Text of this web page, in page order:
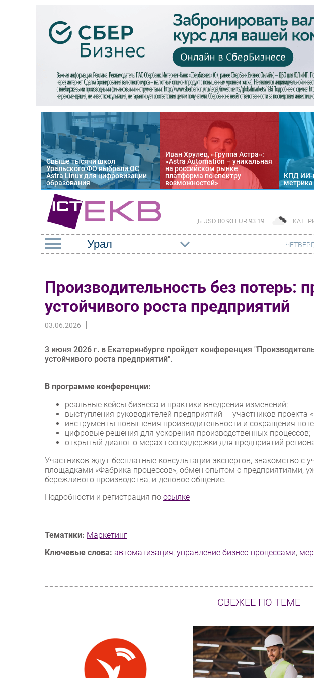
Свыше тысячи школ
Уральского ФО выбрали ОС
Astra Linux для цифровизации
образования
Иван Хрулев, «Группа Астра»:
«Astra Automation – уникальная
на российском рынке
платформа по спектру
возможностей»
КПД ИИ-
метрика
ЦБ USD 80.93 EUR 93.19
Импорто­замещение
Автоматизация
Промышленности
Мобильная связь
Интеграция
Рынок ПК
Маркетинг
Торговые сети
ПО
Производительность без потерь:
устойчивого роста предприятий
03.06.2026
3 июня 2026 г. в Екатеринбурге пройдет конференция
устойчивого роста предприятий".
В программе конференции:
реальные кейсы бизнеса и практики внедрения изменений;
выступления руководителей предприятий — участников проекта
инструменты повышения производительности и сокращения
цифровые решения для ускорения производственных процессов;
открытый диалог о мерах господдержки для предприятий
Участников ждут бесплатные консультации экспертов, знакомство с
площадками «Фабрика процессов», обмен опытом с предприятиями,
бережливого производства, и деловое общение.
Подробности и регистрация по ссылке
Тематики: Маркетинг
Ключевые слова: автоматизация, управление бизнес-процессами,
СВЕЖЕЕ ПО ТЕМЕ